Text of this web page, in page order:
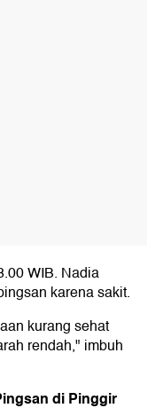
WIB. Nadia
karena sakit.
kurang sehat
rendah," imbuh
di Pinggir